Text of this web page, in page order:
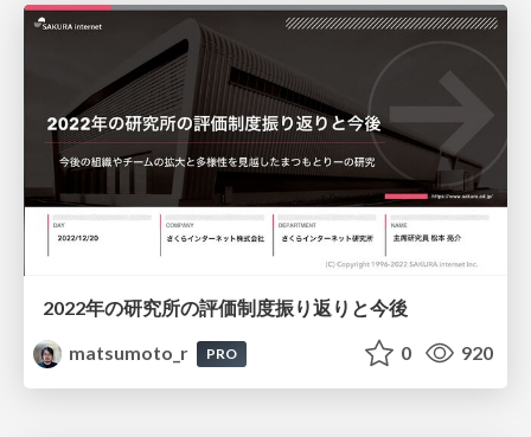
2022年の研究所の評価制度振り返りと今後
matsumoto_r
PRO 0 920